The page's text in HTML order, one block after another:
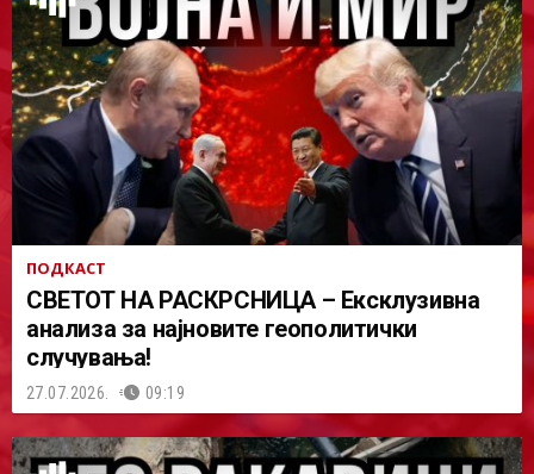
ПОДКАСТ
СВЕТОТ НА РАСКРСНИЦА – Ексклузивна
анализа за најновите геополитички
случувања!
27.07.2026. 09:19